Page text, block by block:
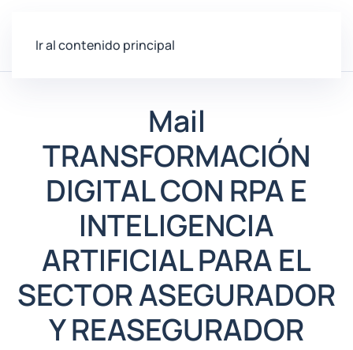
Ir al contenido principal
Mail
TRANSFORMACIÓN
DIGITAL CON RPA E
INTELIGENCIA
ARTIFICIAL PARA EL
SECTOR ASEGURADOR
Y REASEGURADOR